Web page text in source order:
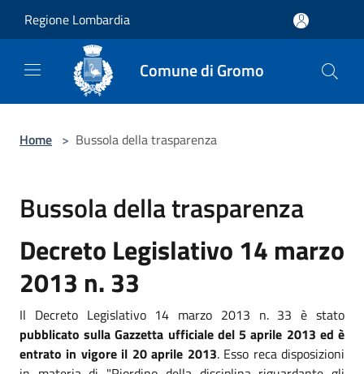
Regione Lombardia
Comune di Gromo
Home > Bussola della trasparenza
Bussola della trasparenza
Decreto Legislativo 14 marzo
2013 n. 33
Il Decreto Legislativo 14 marzo 2013 n. 33 è stato
pubblicato sulla Gazzetta ufficiale del 5 aprile 2013 ed è
entrato in vigore il 20 aprile 2013. Esso reca disposizioni